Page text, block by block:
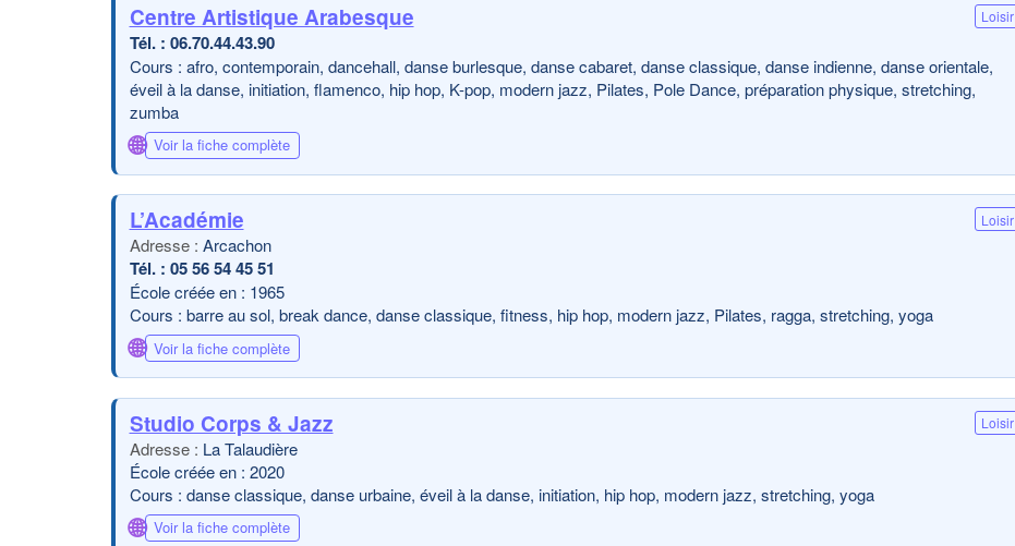
Centre Artistique Arabesque Loisir
06.70.44.43.90
Cours : afro, contemporain, dancehall, danse burlesque, danse cabaret, danse classique, danse indienne, danse orientale,
éveil à la danse, initiation, flamenco, hip hop, K-pop, modern jazz, Pilates, Pole Dance, préparation physique, stretching,
zumba
🌐 Voir la fiche complète
L’Académie Loisir
Arcachon
05 56 54 45 51
École créée en : 1965
Cours : barre au sol, break dance, danse classique, fitness, hip hop, modern jazz, Pilates, ragga, stretching, yoga
🌐 Voir la fiche complète
Studio Corps & Jazz Loisir
La Talaudière
École créée en : 2020
Cours : danse classique, danse urbaine, éveil à la danse, initiation, hip hop, modern jazz, stretching, yoga
🌐 Voir la fiche complète